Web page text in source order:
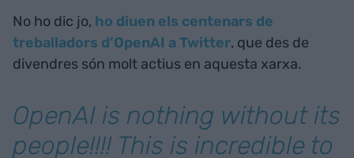
No ho dic jo, ho diuen els centenars de
treballadors d’OpenAI a Twitter, que des de
divendres són molt actius en aquesta xarxa.
OpenAI is nothing without its
people!!!! This is incredible to